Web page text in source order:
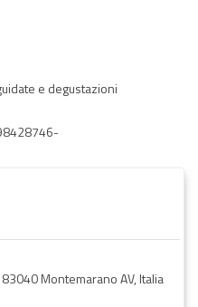
e degustazioni
Montemarano AV, Italia